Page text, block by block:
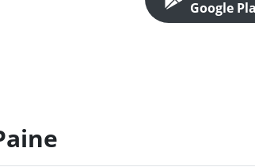
Google